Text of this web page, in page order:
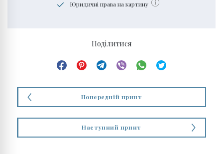
Юридичні права на картину
Поділитися
Попередній принт
Наступний принт